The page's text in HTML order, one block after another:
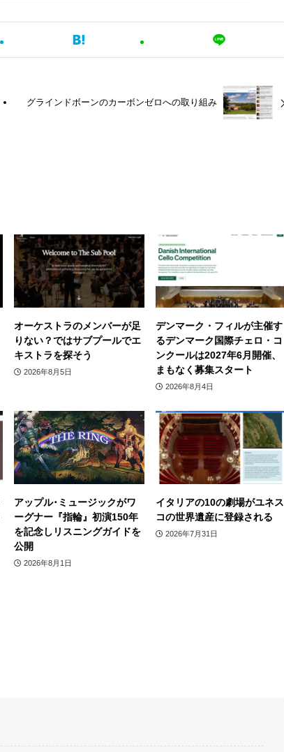
グラインドボーンのカーボンゼロへの取り組み
オーケストラのメンバーが足
りない？ではサブプールでエ
キストラを探そう
2026年8月5日
デンマーク・フィルが主催す
るデンマーク国際チェロ・コ
ンクールは2027年6月開催、
まもなく募集スタート
2026年8月4日
アップル･ミュージックがワ
ーグナー『指輪』初演150年
を記念しリスニングガイドを
公開
2026年8月1日
イタリアの10の劇場がユネス
コの世界遺産に登録される
2026年7月31日